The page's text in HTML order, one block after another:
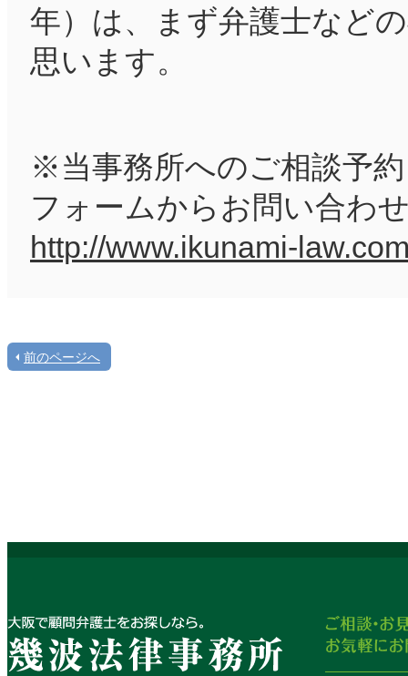
年）は、まず弁護士など
思います。
※当事務所へのご相談予
フォームからお問い合わ
http://www.ikunami-
前のページへ